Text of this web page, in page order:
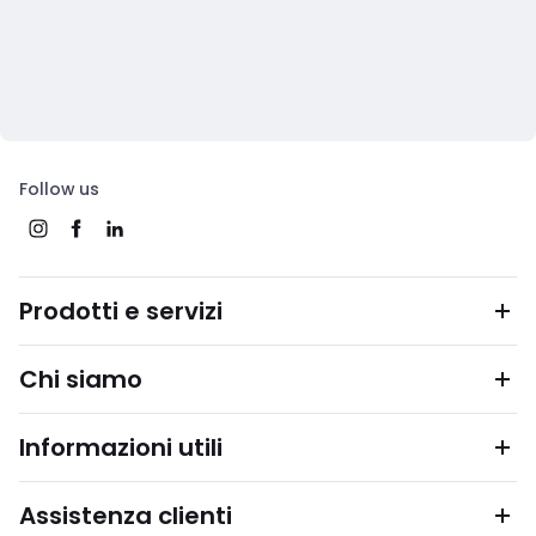
Follow us
Prodotti e servizi
Chi siamo
Informazioni utili
Assistenza clienti